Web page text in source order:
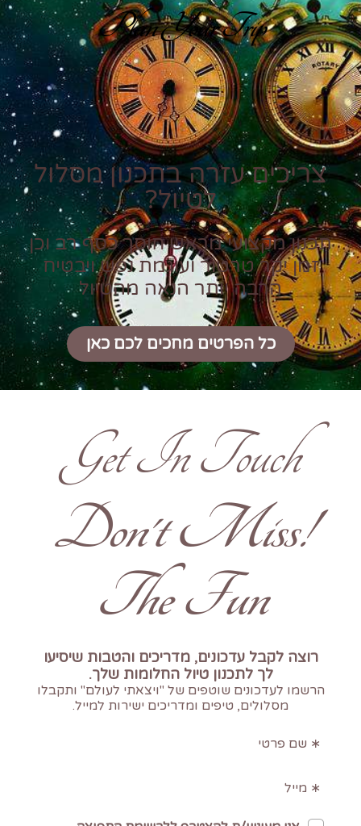
Plan Your Trip
צריכים עזרה בתכנון מסלול
לטיול?
תכנון מקצועי מראש חוסך כסף רב וכן
זמן יקר טרטור ועוגמת נפש ויבטיח
הרבה יותר הנאה מהטיול
כל הפרטים מחכים לכם כאן
Get In Touch
!Don't Miss
The Fun